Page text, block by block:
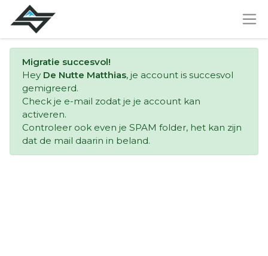
Migratie succesvol!
Hey De Nutte Matthias, je account is succesvol
gemigreerd.
Check je e-mail zodat je je account kan
activeren.
Controleer ook even je SPAM folder, het kan zijn
dat de mail daarin in beland.